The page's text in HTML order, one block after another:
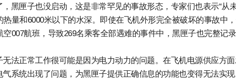
黑匣子也没启动，这是非常罕见的事故形态，专家们也表示“从
热量和6000米以下的水深。即使在飞机外形完全被破坏的事故中
007航班，导致269名乘客全部遇难的事件中，黑匣子也完整记录
法正常工作很可能是因为电力动力的问题。在飞机电源供应方
系统出现了问题，为黑匣子提供正确信息的功能也变得无法实